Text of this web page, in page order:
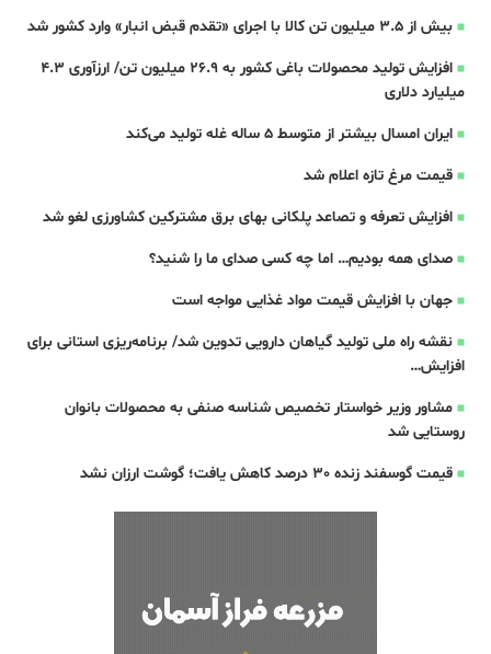
بیش از ۳.۵ میلیون تن کالا با اجرای «تقدم قبض انبار» وارد کشور شد
افزایش تولید محصولات باغی کشور به ۲۶.۹ میلیون تن/ ارزآوری ۴.۳
میلیارد دلاری
ایران امسال بیشتر از متوسط 5 ساله غله تولید می‌کند
قیمت مرغ تازه اعلام شد
افزایش تعرفه و تصاعد پلکانی بهای برق مشترکین کشاورزی لغو شد
صدای همه بودیم… اما چه کسی صدای ما را شنید؟
جهان با افزایش قیمت مواد غذایی مواجه است
نقشه راه ملی تولید گیاهان دارویی تدوین شد/ برنامه‌ریزی استانی برای
افزایش…
مشاور وزیر خواستار تخصیص شناسه صنفی به محصولات بانوان
روستایی شد
قیمت گوسفند زنده 30 درصد کاهش یافت؛ گوشت ارزان نشد